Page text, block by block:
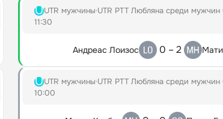
UTR мужчины UTR PTT Любляна среди мужчин
11:30
Андреас Лоизос 0 – 2
UTR мужчины UTR PTT Любляна среди мужчин
10:00